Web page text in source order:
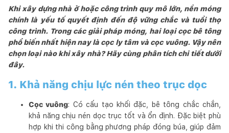
Khi xây dựng nhà ở hoặc công trình quy mô lớn, nền móng
chính là yếu tố quyết định đến độ vững chắc và tuổi thọ
công trình. Trong các giải pháp móng, hai loại cọc bê tông
phổ biến nhất hiện nay là cọc ly tâm và cọc vuông. Vậy nên
chọn loại nào khi xây nhà? Hãy cùng phân tích chi tiết dưới
đây.
1. Khả năng chịu lực nén theo trục dọc
Cọc vuông: Có cấu tạo khối đặc, bê tông chắc chắn,
khả năng chịu nén dọc trục tốt và ổn định. Đặc biệt phù
hợp khi thi công bằng phương pháp đóng búa, giúp đảm